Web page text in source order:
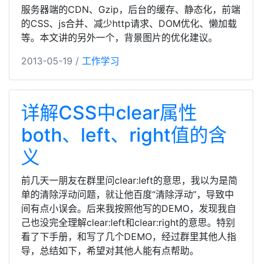
服务器端的CDN、Gzip，后台的缓存、静态化，前端
的CSS、js合并、减少http请求、DOM优化、懒加载
等。本文讲的另外一个，背景图片的优化建议。
2013-05-19 / 工作学习
详解CSS中clear属性
both、left、right值的含
义
前几天一朋友在群里问clear:left的意思，我以为是简
单的清除浮动问题，就让他百度“清除浮动”，导致中
间有点小误会。后来我按照他写的DEMO，发现我自
己也没完全理解clear:left和clear:right的意思。特别
看了下手册，和写了几个DEMO，经过群里其他人指
导，总结如下，希望对其他人能有点帮助。